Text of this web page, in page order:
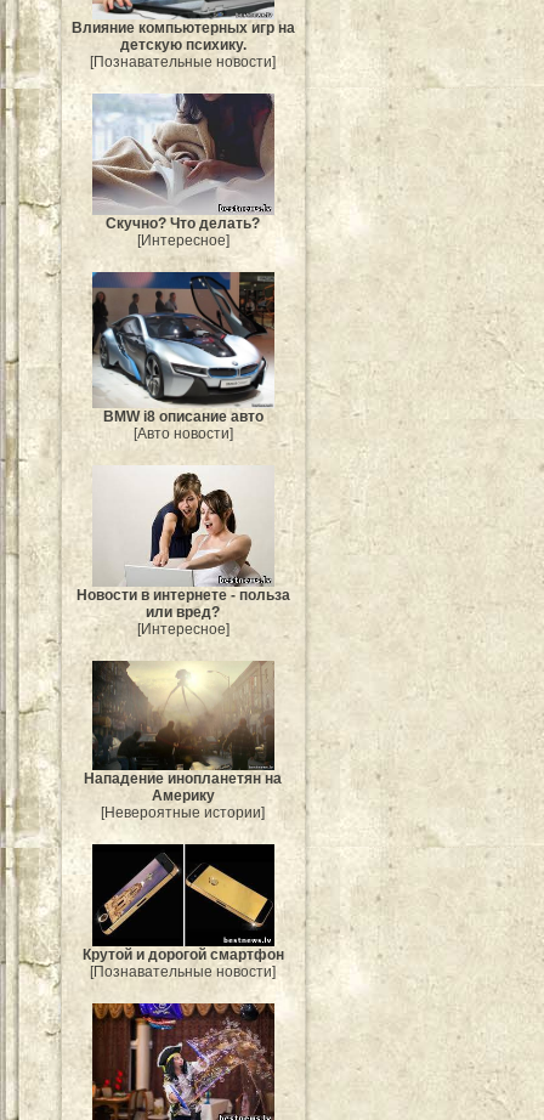
Влияние компьютерных игр на
детскую психику.
[Познавательные новости]
Скучно? Что делать?
[Интересное]
BMW i8 описание авто
[Авто новости]
Новости в интернете - польза
или вред?
[Интересное]
Нападение инопланетян на
Америку
[Невероятные истории]
Крутой и дорогой смартфон
[Познавательные новости]